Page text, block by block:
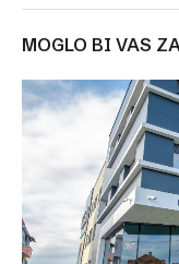
MOGLO BI VAS